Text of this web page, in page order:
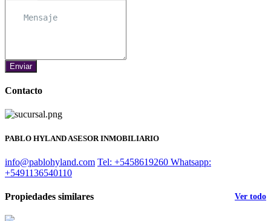
Enviar
Contacto
PABLO HYLAND ASESOR INMOBILIARIO
info@pablohyland.com Tel: +5458619260 Whatsapp:
+5491136540110
Propiedades similares Ver todo